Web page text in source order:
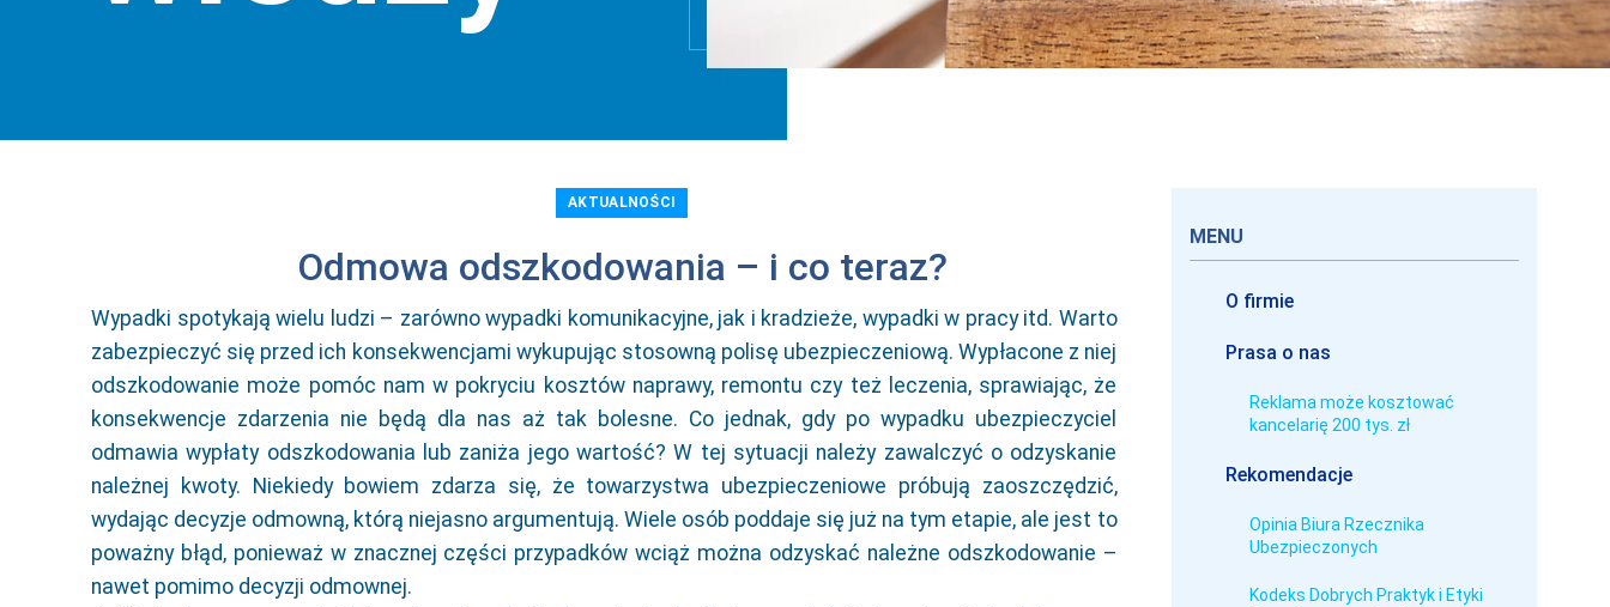
AKTUALNOŚCI
Odmowa odszkodowania – i co teraz?
Wypadki spotykają wielu ludzi – zarówno wypadki komunikacyjne, jak i kradzieże, wypadki w pracy itd. Warto
zabezpieczyć się przed ich konsekwencjami wykupując stosowną polisę ubezpieczeniową. Wypłacone z niej
odszkodowanie może pomóc nam w pokryciu kosztów naprawy, remontu czy też leczenia, sprawiając, że
konsekwencje zdarzenia nie będą dla nas aż tak bolesne. Co jednak, gdy po wypadku ubezpieczyciel
odmawia wypłaty odszkodowania lub zaniża jego wartość? W tej sytuacji należy zawalczyć o odzyskanie
należnej kwoty. Niekiedy bowiem zdarza się, że towarzystwa ubezpieczeniowe próbują zaoszczędzić,
wydając decyzje odmowną, którą niejasno argumentują. Wiele osób poddaje się już na tym etapie, ale jest to
poważny błąd, ponieważ w znacznej części przypadków wciąż można odzyskać należne odszkodowanie –
nawet pomimo decyzji odmownej.
MENU
O firmie
Prasa o nas
Reklama może kosztować
kancelarię 200 tys. zł
Rekomendacje
Opinia Biura Rzecznika
Ubezpieczonych
Kodeks Dobrych Praktyk i Etyki